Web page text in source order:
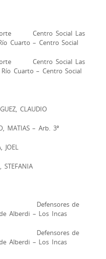
Social Las
– Centro Social
Social Las
– Centro Social
CLAUDIO
– Arb. 3ª
de
– Los Incas
de
– Los Incas